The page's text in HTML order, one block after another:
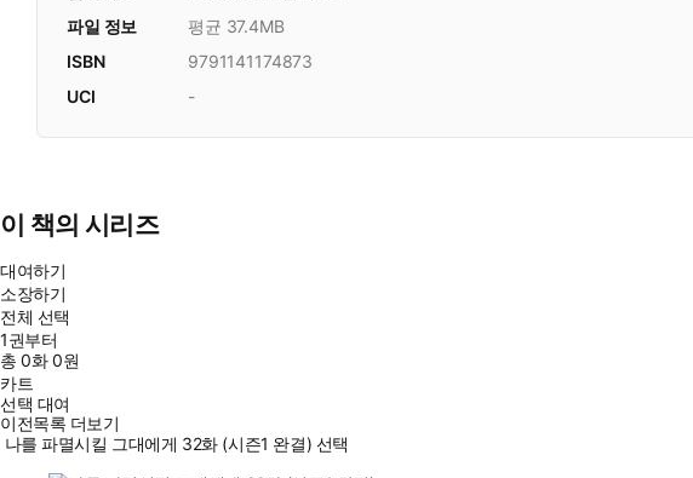
파일 정보
평균 37.4MB
ISBN
9791141174873
UCI
-
이 책의 시리즈
대여하기
소장하기
전체 선택
1권부터
총0화0원
카트
선택 대여
이전목록 더보기
나를 파멸시킬 그대에게 32화 (시즌1 완결) 선택